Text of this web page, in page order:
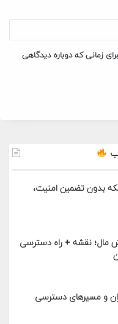
زمانی که دوباره دیدگاهی
بدون تضمین امنیت،
مال؛ نقشه + راه دسترسی
و مسیرهای دسترسی